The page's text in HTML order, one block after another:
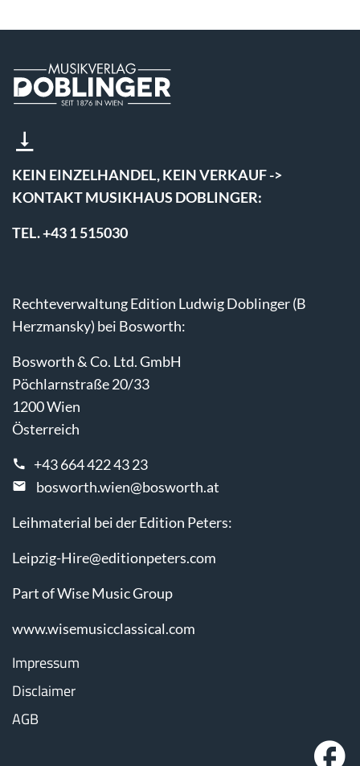
KEIN EINZELHANDEL, KEIN VERKAUF ->
KONTAKT MUSIKHAUS DOBLINGER:
TEL. +43 1 515030
Rechteverwaltung Edition Ludwig Doblinger (B
Herzmansky) bei Bosworth:
Bosworth & Co. Ltd. GmbH
Pöchlarnstraße 20/33
1200 Wien
Österreich
+43 664 422 43 23
bosworth.wien@bosworth.at
Leihmaterial bei der Edition Peters:
Leipzig-Hire@editionpeters.com
Part of Wise Music Group
www.wisemusicclassical.com
Impressum
Disclaimer
AGB